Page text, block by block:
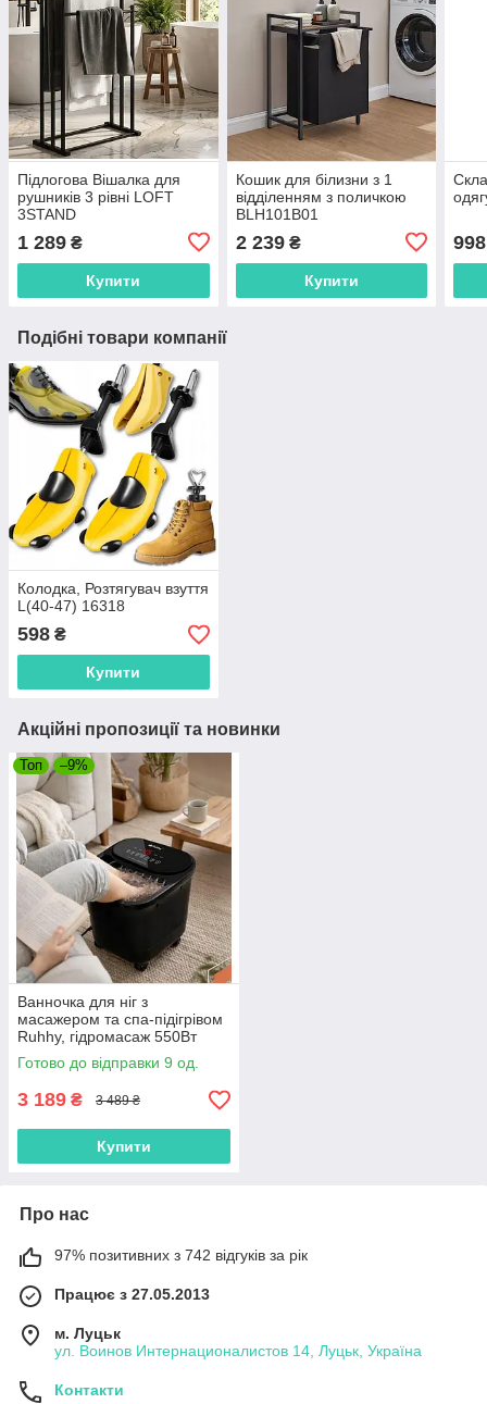
Підлогова Вішалка для
рушників 3 рівні LOFT
3STAND
1 289 ₴
Купити
Кошик для білизни з 1
відділенням з поличкою
BLH101B01
2 239₴
Купити
998
Подібні товари компанії
Колодка, Розтягувач взуття
L(40-47) 16318
598 ₴
Купити
Акційні пропозиції та новинки
Топ –9%
Ванночка для ніг з
масажером та спа-підігрівом
Ruhhy, гідромасаж 550Вт
26894
Готово до відправки 9 од.
3 189 ₴ 3 489 ₴
Купити
Про нас
97% позитивних з 742 відгуків за рік
Працює з 27.05.2013
м. Луцьк
ул. Воинов Интернационалистов 14, Луцьк, Україна
Контакти